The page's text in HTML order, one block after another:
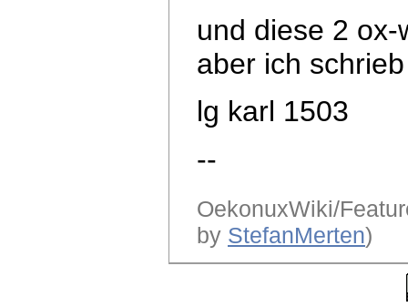
und diese 2
aber ich
lg karl 1503
--
OekonuxWiki/
by StefanMerten)